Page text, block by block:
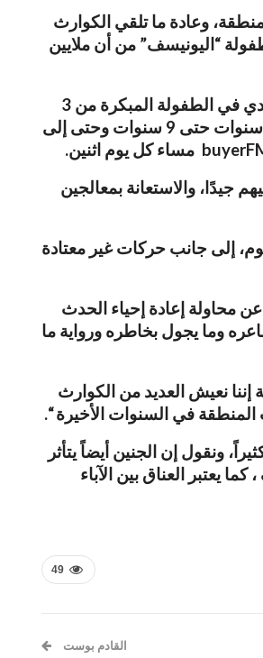
وعادة ما تلقي الكوارث
“اليونيسف” من أن ملايين
هناك حالة تسمى اضطراب ما بعد الصدمة تحدث للأطفال الذين يتعرضون لزلزال، حيث يعاني الأطفال من خوف وقلق وأحياناً تبول لا إرادي في الطفولة المبكرة من 3
أشهر إلى 3 سنوات أو حبسة كلامية وبعض الآثار تكون مخفية يحتفظ بها الطفل لنفسه وقد تبقى هذه الحالة إلى الطفولة المتأخّرة من 3 سنوات حتى 9 سنوات وحتى إلى
جيدًا، والاستعانة بمعالجين
إلى جانب حركات غير معتادة
محاولة إعادة إحياء الحدث
وما يجول بخاطره ورواية ما
أو مستشار نفسي في حال ملاحظة هذه الأعراض على الطفل لأكثر من 15 يوماً، وخاصة إننا نعيش العديد من الكوارث
ونقول إن الجنين أيضاً يتأثر
يعتبر العناق بين الآباء
49
القادم بوست